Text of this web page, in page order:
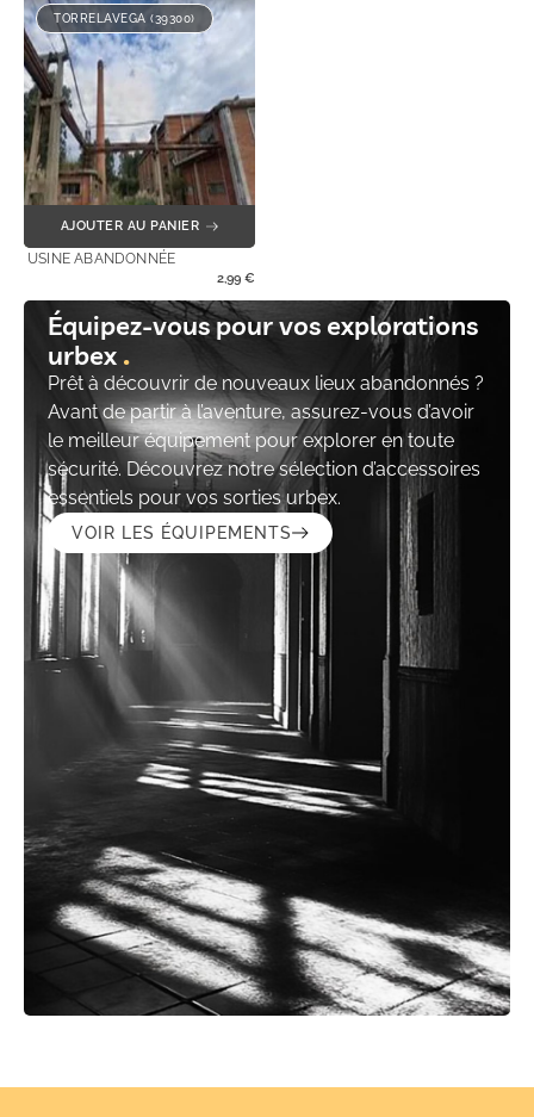
TORRELAVEGA (39300)
AJOUTER AU PANIER
USINE ABANDONNÉE
2,99 €
Équipez-vous pour vos explorations
urbex
Prêt à découvrir de nouveaux lieux abandonnés ?
Avant de partir à l’aventure, assurez-vous d’avoir
le meilleur équipement pour explorer en toute
sécurité. Découvrez notre sélection d’accessoires
essentiels pour vos sorties urbex.
VOIR LES ÉQUIPEMENTS